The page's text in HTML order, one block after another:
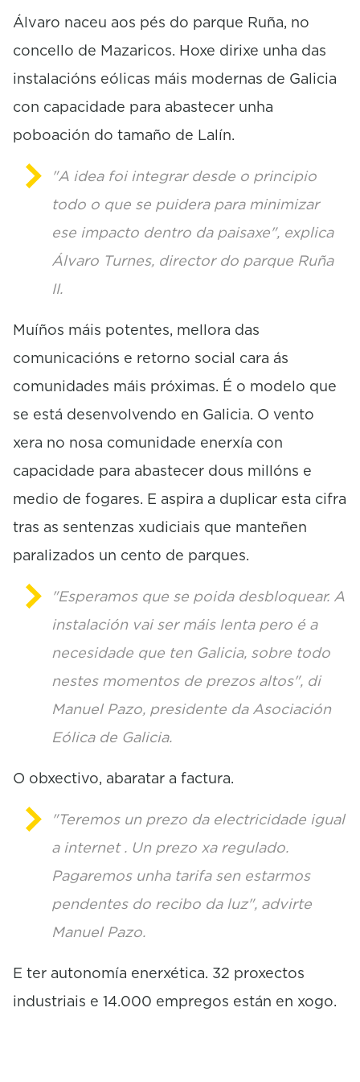
o
d
Álvaro naceu aos pés do parque Ruña, no
concello de Mazaricos. Hoxe dirixe unha das
instalacións eólicas máis modernas de Galicia
con capacidade para abastecer unha
poboación do tamaño de Lalín.
"A idea foi integrar desde o principio
todo o que se puidera para minimizar
ese impacto dentro da paisaxe", explica
Álvaro Turnes, director do parque Ruña
II.
Muíños máis potentes, mellora das
comunicacións e retorno social cara ás
comunidades máis próximas. É o modelo que
se está desenvolvendo en Galicia. O vento
xera no nosa comunidade enerxía con
capacidade para abastecer dous millóns e
medio de fogares. E aspira a duplicar esta cifra
tras as sentenzas xudiciais que manteñen
paralizados un cento de parques.
"Esperamos que se poida desbloquear. A
instalación vai ser máis lenta pero é a
necesidade que ten Galicia, sobre todo
nestes momentos de prezos altos", di
Manuel Pazo, presidente da Asociación
Eólica de Galicia.
O obxectivo, abaratar a factura.
"Teremos un prezo da electricidade igual
a internet . Un prezo xa regulado.
Pagaremos unha tarifa sen estarmos
pendentes do recibo da luz", advirte
Manuel Pazo.
E ter autonomía enerxética. 32 proxectos
industriais e 14.000 empregos están en xogo.